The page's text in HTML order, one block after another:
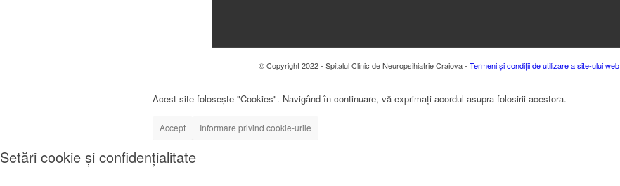
© Copyright 2022 - Spitalul Clinic de Neuropsihiatrie Craiova - Termeni și condiții de utilizare a site-ului web
Acest site folosește "Cookies". Navigând în continuare, vă exprimați acordul asupra folosirii acestora.
Accept Informare privind cookie-urile
Setări cookie și confidențialitate